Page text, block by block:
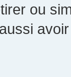
ou